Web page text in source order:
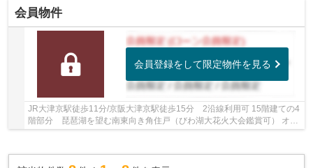
会員物件
会員登録をして限定物件を見る
JR大津京駅徒歩11分/京阪大津京駅徒歩15分 2沿線利用可 15階建ての4
階部分 琵琶湖を望む南東向き角住戸（びわ湖大花火大会鑑賞可） オー
ダー家具付きです 大規模マンションならでは...